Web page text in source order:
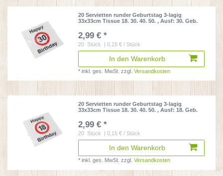
20 Servietten runder Geburtstag 3-lagig
33x33cm Tissue 18. 30. 40. 50., Ausf: 30. Geb.
2,99 € *
20 Stück | 0,15 € / Stück
In den Warenkorb
*inkl. ges. MwSt. zzgl.Versandkosten
20 Servietten runder Geburtstag 3-lagig
33x33cm Tissue 18. 30. 40. 50., Ausf: 18. Geb.
2,99 € *
20 Stück | 0,15 € / Stück
In den Warenkorb
*inkl. ges. MwSt. zzgl.Versandkosten